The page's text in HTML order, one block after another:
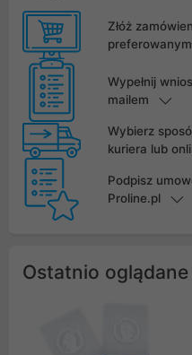
Złóż
Wypełnij
mailem
Wybierz
kuriera lub
Podpisz
Proline.pl
Ostatnio oglądane